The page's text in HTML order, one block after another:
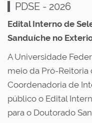
PDSE - 2026
Edital Interno de
Sanduíche no
A Universidade
meio da Pró-Reitoria
Coordenadoria de
público o Edital
para o Doutorado